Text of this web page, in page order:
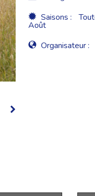
Saisons :
Août
Organisateur :